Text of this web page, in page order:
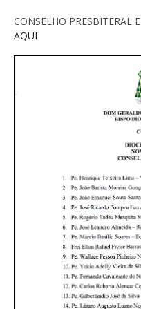
CONSELHO PRESBITERAL
AQUI